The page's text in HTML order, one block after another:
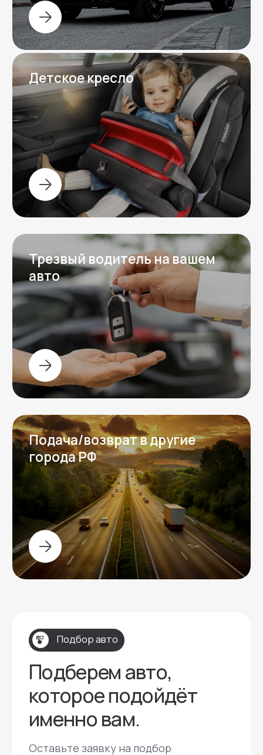
Напишите нам в любой мессенджер,
ответим на ваши вопросы и обсудим
детали аренды автомобиля.
Telegram WhatsApp
Остались вопросы?
Телефон:
+7 (996) 704-78-01
Мессенджеры:
Москва, Пресненская набережная 8с1
Контактная информация
Контакты